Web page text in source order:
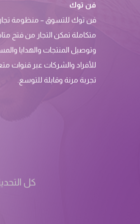
فن توك
فن توك للتسوق – منظومة تجارة
متكاملة تمكن التجار من فتح
وتوصيل المنتجات والهدايا
للأفراد والشركات عبر قنوات
تجربة مرنة وقابلة للتوسع.
كل